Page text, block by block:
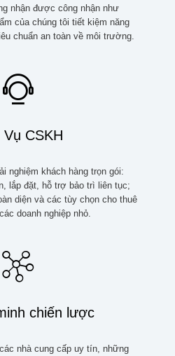
nhận được công nhận như
của chúng tôi tiết kiệm năng
chuẩn an toàn về môi trường.
Vụ CSKH
nghiệm khách hàng trọn gói:
lắp đặt, hỗ trợ bảo trì liên tục;
diện và các tùy chọn cho thuê
doanh nghiệp nhỏ.
chiến lược
nhà cung cấp uy tín, những